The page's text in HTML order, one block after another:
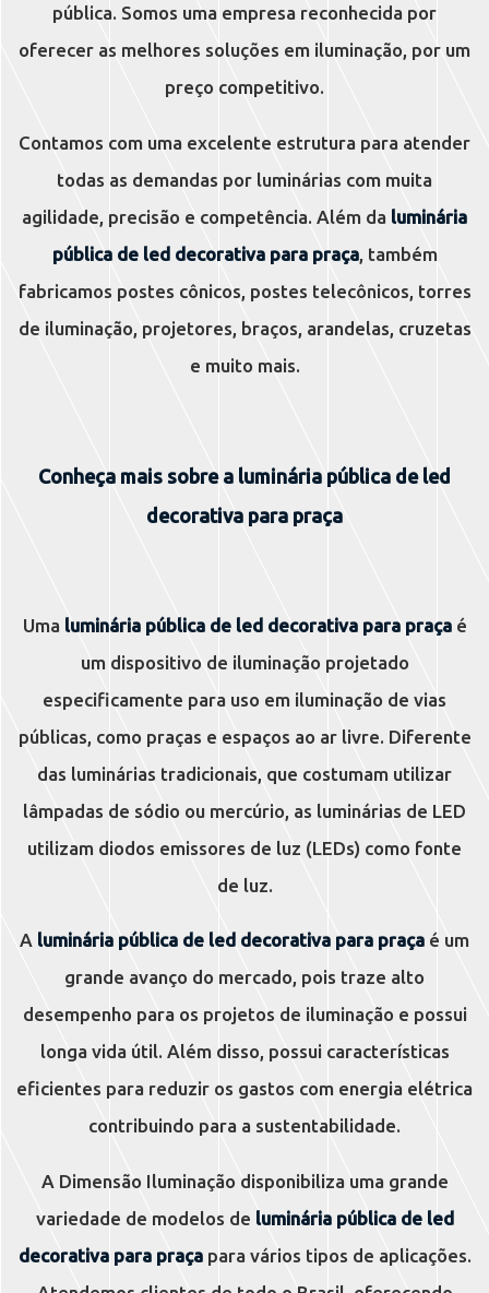
pública. Somos uma empresa reconhecida por
oferecer as melhores soluções em iluminação, por um
preço competitivo.
Contamos com uma excelente estrutura para atender
todas as demandas por luminárias com muita
agilidade, precisão e competência. Além da luminária
pública de led decorativa para praça, também
fabricamos postes cônicos, postes telecônicos, torres
de iluminação, projetores, braços, arandelas, cruzetas
e muito mais.
Conheça mais sobre a luminária pública de led
decorativa para praça
Uma luminária pública de led decorativa para praçaé
um dispositivo de iluminação projetado
especificamente para uso em iluminação de vias
públicas, como praças e espaços ao ar livre. Diferente
das luminárias tradicionais, que costumam utilizar
lâmpadas de sódio ou mercúrio, as luminárias de LED
utilizam diodos emissores de luz (LEDs) como fonte
de luz.
A luminária pública de led decorativa para praça é um
grande avanço do mercado, pois traze alto
desempenho para os projetos de iluminação e possui
longa vida útil. Além disso, possui características
eficientes para reduzir os gastos com energia elétrica
contribuindo para a sustentabilidade.
A Dimensão Iluminação disponibiliza uma grande
variedade de modelos de luminária pública de led
decorativa para praçapara vários tipos de aplicações.